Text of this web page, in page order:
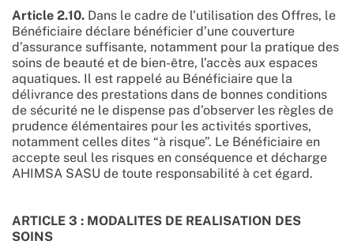
Article 2.10. Dans le cadre de l’utilisation des Offres, le
Bénéficiaire déclare bénéficier d’une couverture
d’assurance suffisante, notamment pour la pratique des
soins de beauté et de bien-être, l’accès aux espaces
aquatiques. Il est rappelé au Bénéficiaire que la
délivrance des prestations dans de bonnes conditions
de sécurité ne le dispense pas d’observer les règles de
prudence élémentaires pour les activités sportives,
notamment celles dites “à risque”. Le Bénéficiaire en
accepte seul les risques en conséquence et décharge
AHIMSA SASU de toute responsabilité à cet égard.
ARTICLE 3 : MODALITES DE REALISATION DES
SOINS